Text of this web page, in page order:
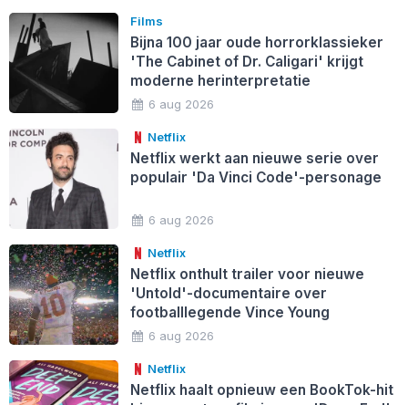
Films
Bijna 100 jaar oude horrorklassieker
'The Cabinet of Dr. Caligari' krijgt
moderne herinterpretatie
6 aug 2026
Netflix
Netflix werkt aan nieuwe serie over
populair 'Da Vinci Code'-personage
6 aug 2026
Netflix
Netflix onthult trailer voor nieuwe
'Untold'-documentaire over
footballlegende Vince Young
6 aug 2026
Netflix
Netflix haalt opnieuw een BookTok-hit